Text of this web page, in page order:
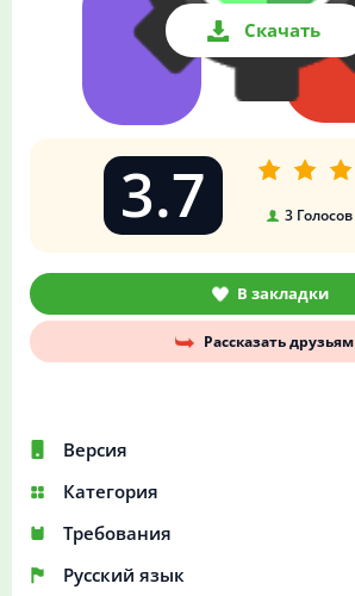
Скачать
Версия
Категория
Требования
Русский язык
3.7 3Голосов
В закладки
Рассказать друзьям